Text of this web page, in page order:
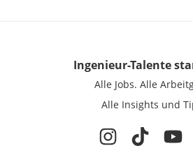
Ingenieur-Talente
Alle Jobs. Alle
Alle Insights und